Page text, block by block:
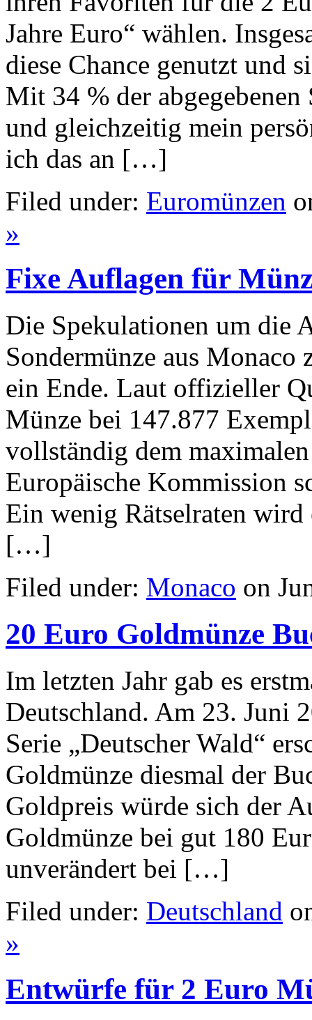
Jahre Euro“ wählen.
diese Chance genutzt und
Mit 34 % der
und gleichzeitig mein
ich das an […]
Filed under: Euromünzen
»
Fixe Auflagen für
Die Spekulationen um die
Sondermünze aus
ein Ende. Laut offizieller
Münze bei 147.877
vollständig dem
Europäische Kommission
Ein wenig Rätselraten
[…]
Filed under: Monaco on
20 Euro Goldmünze
Im letzten Jahr gab es
Deutschland. Am 23. Juni
Serie „Deutscher Wald“
Goldmünze diesmal der
Goldpreis würde sich der
Goldmünze bei gut 180
unverändert bei […]
Filed under: Deutschland
»
Entwürfe für 2 Euro